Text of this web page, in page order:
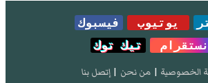
يوتيوب
فيسبوك
انستقرام
تيك توك
الخصوصية | من نحن | إتصل بنا